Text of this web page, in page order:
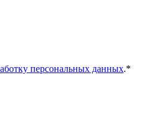
персональных данных.*